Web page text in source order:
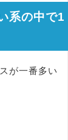
系の中で1
が一番多い